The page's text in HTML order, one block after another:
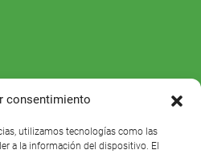
consentimiento
utilizamos tecnologías como las
a la información del dispositivo. El